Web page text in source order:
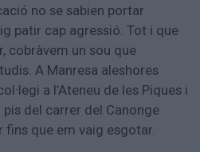
no se sabien portar
patir cap agressió. Tot i que
cobràvem un sou que
A Manresa aleshores
a l’Ateneu de les Piques i
del carrer del Canonge
fins que em vaig esgotar.